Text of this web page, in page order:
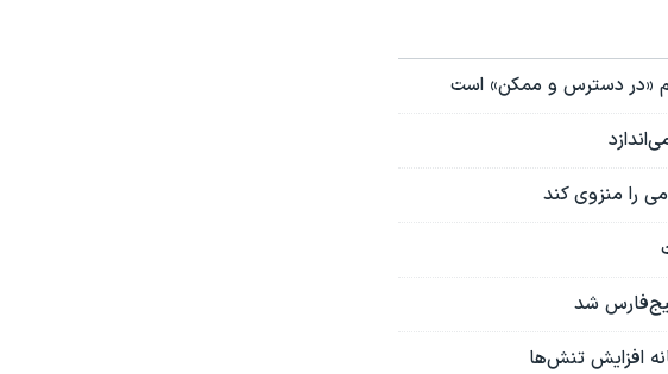
«در دسترس و ممکن» است
را منزوی کند
شد
افزایش تنش‌ها